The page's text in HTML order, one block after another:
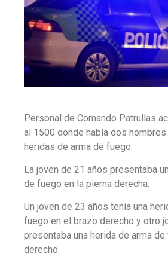
Personal de Comando Patrullas
al 1500 donde había dos hombres
heridas de arma de fuego.
La joven de 21 años presentaba
de fuego en la pierna derecha.
Un joven de 23 años tenía una
fuego en el brazo derecho y otro
presentaba una herida de arma
derecho.